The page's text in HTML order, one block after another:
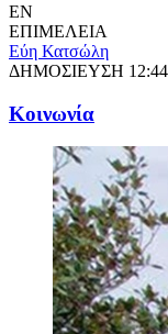
EN
ΕΠΙΜΕΛΕΙΑ
Εύη Κατσώλη
ΔΗΜΟΣΙΕΥΣΗ
Κοινωνία